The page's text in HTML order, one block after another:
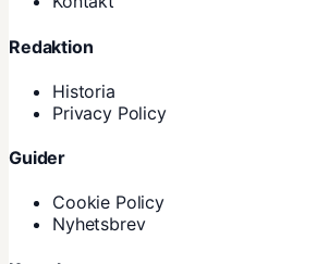
Redaktion
Historia
Privacy Policy
Guider
Cookie Policy
Nyhetsbrev